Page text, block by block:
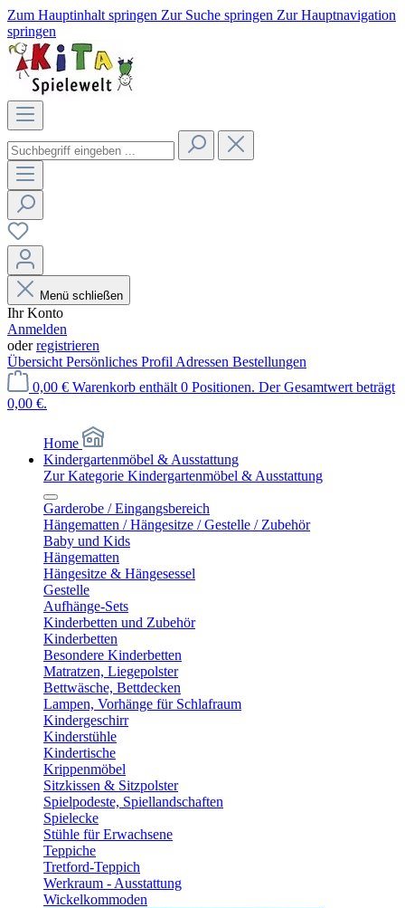
Zum Hauptinhalt springen Zur Suche springen Zur Hauptnavigation
springen
Menü schließen
Ihr Konto
Anmelden
oderregistrieren
Übersicht Persönliches Profil Adressen Bestellungen
0,00 € Warenkorb enthält 0 Positionen. Der Gesamtwert beträgt
0,00 €.
Home
Kindergartenmöbel & Ausstattung
Zur Kategorie Kindergartenmöbel & Ausstattung
Garderobe / Eingangsbereich
Hängematten / Hängesitze / Gestelle / Zubehör
Baby und Kids
Hängematten
Hängesitze & Hängesessel
Gestelle
Aufhänge-Sets
Kinderbetten und Zubehör
Kinderbetten
Besondere Kinderbetten
Matratzen, Liegepolster
Bettwäsche, Bettdecken
Lampen, Vorhänge für Schlafraum
Kindergeschirr
Kinderstühle
Kindertische
Krippenmöbel
Sitzkissen & Sitzpolster
Spielpodeste, Spiellandschaften
Spielecke
Stühle für Erwachsene
Teppiche
Tretford-Teppich
Werkraum - Ausstattung
Wickelkommoden